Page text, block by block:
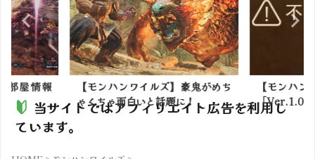
鬼がめち
！
【モンハンワイルズ】修正パッチ
「Ver.1.000.0...
【モンハ
は楽しめる
当サイトではアフィリエイト広告を利用し
ています。